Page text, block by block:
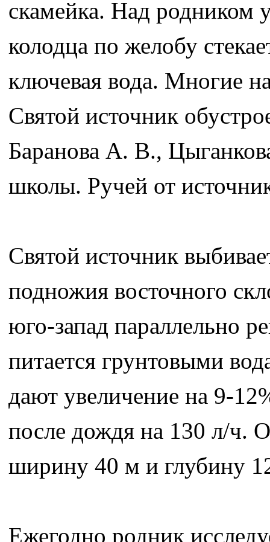
скамейка. Над родником
колодца по желобу
ключевая вода. Многие
Святой источник
Баранова А. В.,
школы. Ручей от
Святой источник
подножия восточного
юго-запад параллельно
питается грунтовыми
дают увеличение на 9-
после дождя на 130 л/ч.
ширину 40 м и глубину
Ежегодно родник